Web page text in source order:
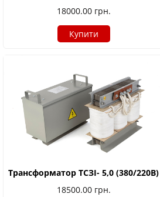
18000.00 грн.
Купити
Трансформатор ТСЗІ- 5,0 (380/220В)
18500.00 грн.